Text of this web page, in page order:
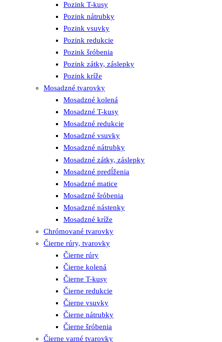
Pozink T-kusy
Pozink nátrubky
Pozink vsuvky
Pozink redukcie
Pozink šróbenia
Pozink zátky, záslepky
Pozink kríže
Mosadzné tvarovky
Mosadzné kolená
Mosadzné T-kusy
Mosadzné redukcie
Mosadzné vsuvky
Mosadzné nátrubky
Mosadzné zátky, záslepky
Mosadzné predĺženia
Mosadzné matice
Mosadzné šróbenia
Mosadzné nástenky
Mosadzné kríže
Chrómované tvarovky
Čierne rúry, tvarovky
Čierne rúry
Čierne kolená
Čierne T-kusy
Čierne redukcie
Čierne vsuvky
Čierne nátrubky
Čierne šróbenia
Čierne varné tvarovky